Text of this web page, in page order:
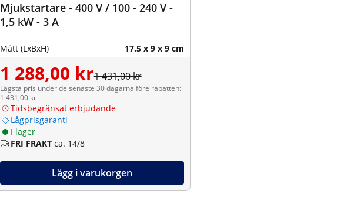
Mjukstartare - 400 V / 100 - 240 V -
1,5 kW - 3 A
Mått (LxBxH) 17.5 x 9 x 9 cm
1 288,00 kr1 431,00 kr
Lägsta pris under de senaste 30 dagarna före rabatten:
1 431,00 kr
Tidsbegränsat erbjudande
Lågprisgaranti
I lager
FRI FRAKT ca. 14/8
Lägg i varukorgen